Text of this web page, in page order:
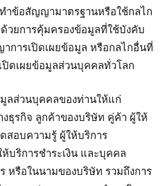
ทำข้อสัญญามาตรฐานหรือใช้กลไก
วยการคุ้มครองข้อมูลที่ใช้บังคับ
การเปิดเผยข้อมูล หรือกลไกอื่นที่
ปิดเผยข้อมูลส่วนบุคคลทั่วโลก
ลส่วนบุคคลของท่านให้แก่
ธุรกิจ ลูกค้าของบริษัท คู่ค้า ผู้ให้
สอบความรู้ ผู้ให้บริการ
บริการชำระเงิน และบุคคล
หรือในนามของบริษัท รวมถึงการ